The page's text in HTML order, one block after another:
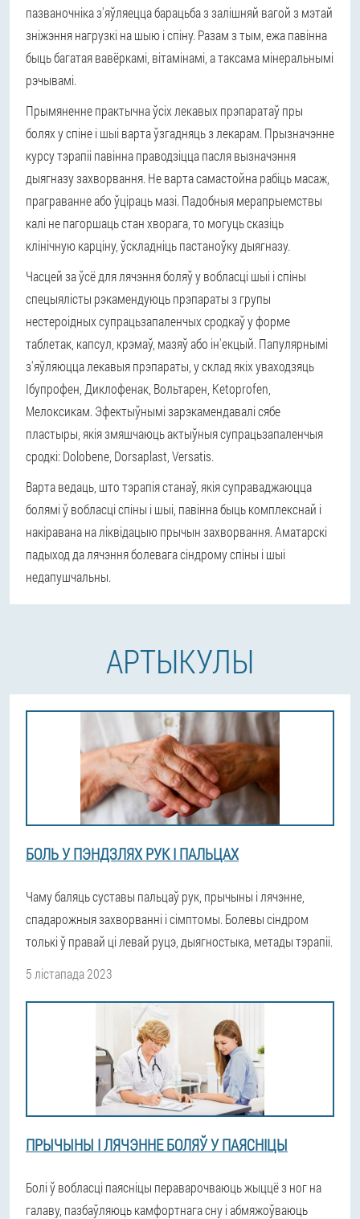
пазваночніка з'яўляецца барацьба з залішняй вагой з мэтай
зніжэння нагрузкі на шыю і спіну. Разам з тым, ежа павінна
быць багатая вавёркамі, вітамінамі, а таксама мінеральнымі
рэчывамі.
Прымяненне практычна ўсіх лекавых прэпаратаў пры
болях у спіне і шыі варта ўзгадняць з лекарам. Прызначэнне
курсу тэрапіі павінна праводзіцца пасля вызначэння
дыягназу захворвання. Не варта самастойна рабіць масаж,
праграванне або ўціраць мазі. Падобныя мерапрыемствы
калі не пагоршаць стан хворага, то могуць сказіць
клінічную карціну, ўскладніць пастаноўку дыягназу.
Часцей за ўсё для лячэння боляў у вобласці шыі і спіны
спецыялісты рэкамендуюць прэпараты з групы
нестероідных супрацьзапаленчых сродкаў у форме
таблетак, капсул, крэмаў, мазяў або ін'екцый. Папулярнымі
з'яўляюцца лекавыя прэпараты, у склад якіх уваходзяць
Ібупрофен, Диклофенак, Вольтарен, Ketoprofen,
Мелоксикам. Эфектыўнымі зарэкамендавалі сябе
пластыры, якія змяшчаюць актыўныя супрацьзапаленчыя
сродкі: Dolobene, Dorsaplast, Versatis.
Варта ведаць, што тэрапія станаў, якія суправаджаюцца
болямі ў вобласці спіны і шыі, павінна быць комплекснай і
накіравана на ліквідацыю прычын захворвання. Аматарскі
падыход да лячэння болевага сіндрому спіны і шыі
недапушчальны.
АРТЫКУЛЫ
БОЛЬ У ПЭНДЗЛЯХ РУК І ПАЛЬЦАХ
Чаму баляць суставы пальцаў рук, прычыны і лячэнне,
спадарожныя захворванні і сімптомы. Болевы сіндром
толькі ў правай ці левай руцэ, дыягностыка, метады тэрапіі.
5 лістапада 2023
ПРЫЧЫНЫ І ЛЯЧЭННЕ БОЛЯЎ У ПАЯСНІЦЫ
Болі ў вобласці паясніцы пераварочваюць жыццё з ног на
галаву, пазбаўляюць камфортнага сну і абмяжоўваюць